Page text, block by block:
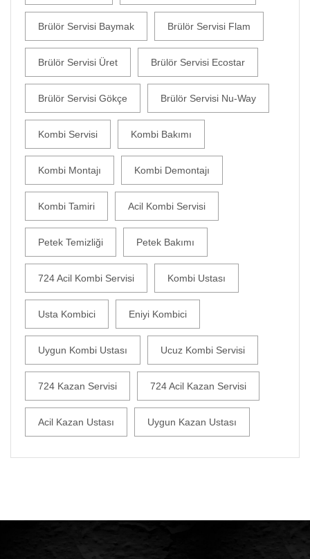
Brülör Servisi Baymak Brülör Servisi Flam
Brülör Servisi Üret Brülör Servisi Ecostar
Brülör Servisi Gökçe Brülör Servisi Nu-Way
Kombi Servisi Kombi Bakımı
Kombi Montajı Kombi Demontajı
Kombi Tamiri Acil Kombi Servisi
Petek Temizliği Petek Bakımı
724 Acil Kombi Servisi Kombi Ustası
Usta Kombici Eniyi Kombici
Uygun Kombi Ustası Ucuz Kombi Servisi
724 Kazan Servisi 724 Acil Kazan Servisi
Acil Kazan Ustası Uygun Kazan Ustası